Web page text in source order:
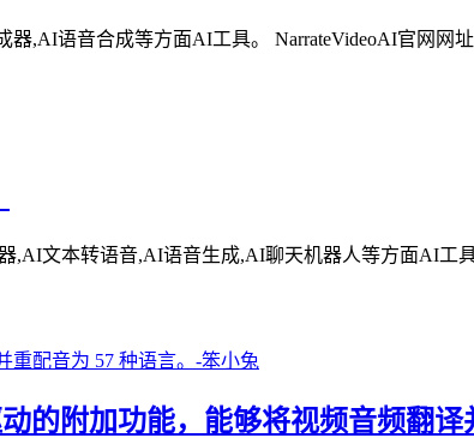
,AI语音合成等方面AI工具。 NarrateVideoAI官网网址
,AI文本转语音,AI语音生成,AI聊天机器人等方面AI工具
的附加功能，能够将视频音频翻译